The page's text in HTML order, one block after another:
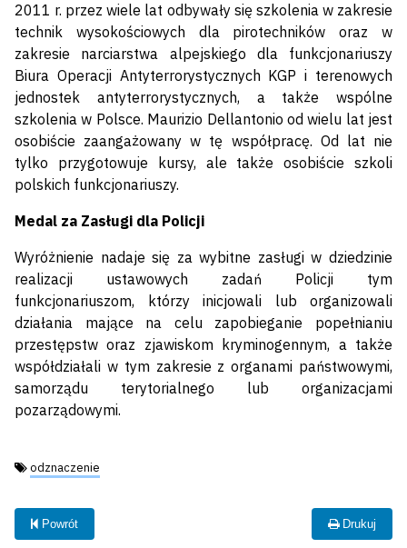
2011 r. przez wiele lat odbywały się szkolenia w zakresie
technik wysokościowych dla pirotechników oraz w
zakresie narciarstwa alpejskiego dla funkcjonariuszy
Biura Operacji Antyterrorystycznych KGP i terenowych
jednostek antyterrorystycznych, a także wspólne
szkolenia w Polsce. Maurizio Dellantonio od wielu lat jest
osobiście zaangażowany w tę współpracę. Od lat nie
tylko przygotowuje kursy, ale także osobiście szkoli
polskich funkcjonariuszy.
Medal za Zasługi dla Policji
Wyróżnienie nadaje się za wybitne zasługi w dziedzinie
realizacji ustawowych zadań Policji tym
funkcjonariuszom, którzy inicjowali lub organizowali
działania mające na celu zapobieganie popełnianiu
przestępstw oraz zjawiskom kryminogennym, a także
współdziałali w tym zakresie z organami państwowymi,
samorządu terytorialnego lub organizacjami
pozarządowymi.
Tagi:
odznaczenie
Powrót Drukuj